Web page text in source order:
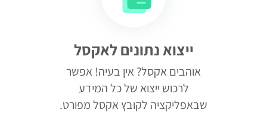
ייצוא נתונים לאקסל
אוהבים אקסל? אין בעיה! אפשר
לרכוש ייצוא של כל המידע
שבאפליקציה לקובץ אקסל מפורט.